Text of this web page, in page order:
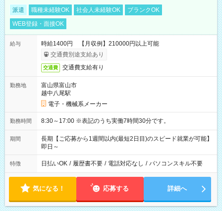
派遣 職種未経験OK 社会人未経験OK
ブランクOK
WEB登録・面接OK
給与
時給1400円 【月収例】210000円以上可能
交通費別途支給あり
交通費 交通費支給有り
勤務地
富山県富山市
越中八尾駅
電子・機械系メーカー
勤務時間 8:30～17:00 ※表記のうち実働7時間30分です。
期間
長期【ご応募から1週間以内(最短2日目)のスピード就業が可能】
即日～
特徴 日払いOK / 履歴書不要 / 電話対応なし / パソコンスキル不要
気になる！ 応募する 詳細へ